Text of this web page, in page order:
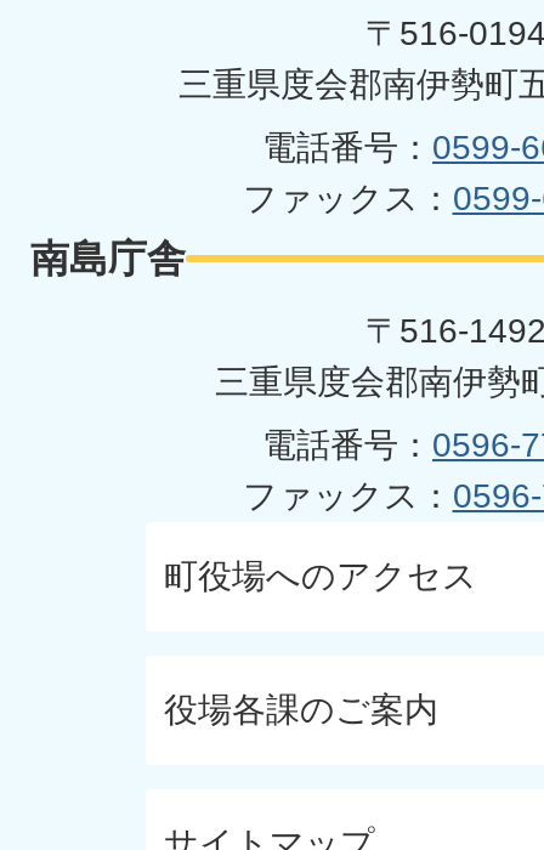
〒516-
三重県度会郡南伊勢町
電話番号： 0599-
ファックス：
南島庁舎
〒516-
三重県度会郡南伊勢
電話番号： 0596-
ファックス：
町役場へのアクセス
役場各課のご案内